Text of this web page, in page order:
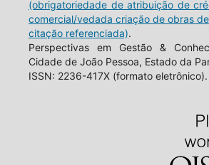
(obrigatoriedade de atribuição de
comercial/vedada criação de obras
citação referenciada).
Perspectivas em Gestão &
Cidade de João Pessoa, Estado da
ISSN: 2236-417X (formato eletrônico).